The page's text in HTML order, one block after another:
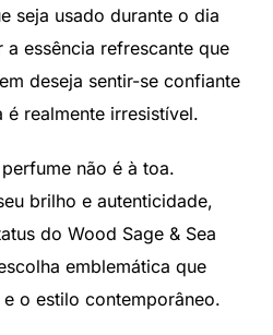
seja usado durante o dia
essência refrescante que
deseja sentir-se confiante
realmente irresistível.
não é à toa.
brilho e autenticidade,
do Wood Sage & Sea
emblemática que
o estilo contemporâneo.